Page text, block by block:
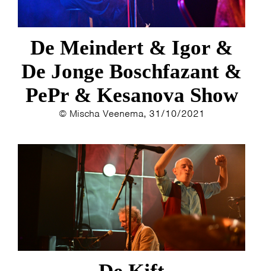
De Meindert & Igor &
De Jonge Boschfazant &
PePr & Kesanova Show
© Mischa Veenema, 31/10/2021